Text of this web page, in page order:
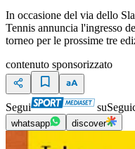
In occasione del via dello
Tennis annuncia l'ingresso
torneo per le prossime tre
contenuto sponsorizzato
Segui su
whatsapp discover